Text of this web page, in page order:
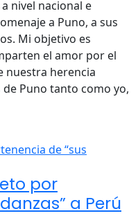
nivel nacional e
a Puno, a sus
Mi objetivo es
el amor por el
nuestra herencia
Puno tanto como yo,
de “sus
por
a Perú